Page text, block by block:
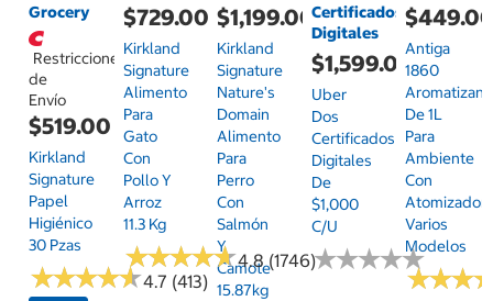
Grocery
Restricciones
de
Envío
$519.00
Kirkland
Signature
Papel
Higiénico
30 Pzas
★★★★★
★★★★★4.7 (413)
$729.00
Kirkland
Signature
Alimento
Para
Gato
Con
Pollo Y
Arroz
11.3 Kg
★★★★★
★★★★★4.8 (1746)
$1,199.00
Kirkland
Signature
Nature's
Domain
Alimento
Para
Perro
Con
Salmón
Y
Camote
15.87kg
Certificados
Digitales
$1,599.00
Uber
Dos
Certificados
Digitales
De
$1,000
C/u
★★★★★
★★★★★
Antiga
1860
De 1L
Para
Ambiente
Con
Atomizador,
Varios
Modelos
★★★
★★★